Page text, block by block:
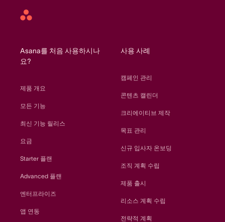
Asana
Asana를 처음 사용하시나
요?
제품 개요
모든 기능
최신 기능 릴리스
요금
Starter 플랜
Advanced 플랜
엔터프라이즈
앱 연동
사용 사례
캠페인 관리
콘텐츠 캘린더
크리에이티브 제작
목표 관리
신규 입사자 온보딩
조직 계획 수립
제품 출시
리소스 계획 수립
전략적 계획